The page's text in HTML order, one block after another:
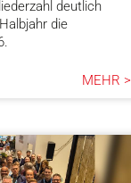
deutlich
die
MEHR >